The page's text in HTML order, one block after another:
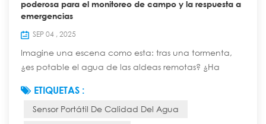
poderosa para el monitoreo de campo y la respuesta a
emergencias
SEP 04 , 2025
Imagine una escena como esta: tras una tormenta,
¿es potable el agua de las aldeas remotas? ¿Ha
debido a un accidente ambiental repentino? ¿Cómo
puede un equipo de expedición científica evaluar
ETIQUETAS :
Sensor Portátil De Calidad Del Agua